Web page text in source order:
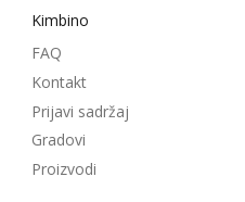
Kimbino
FAQ
Kontakt
Prijavi sadržaj
Gradovi
Proizvodi